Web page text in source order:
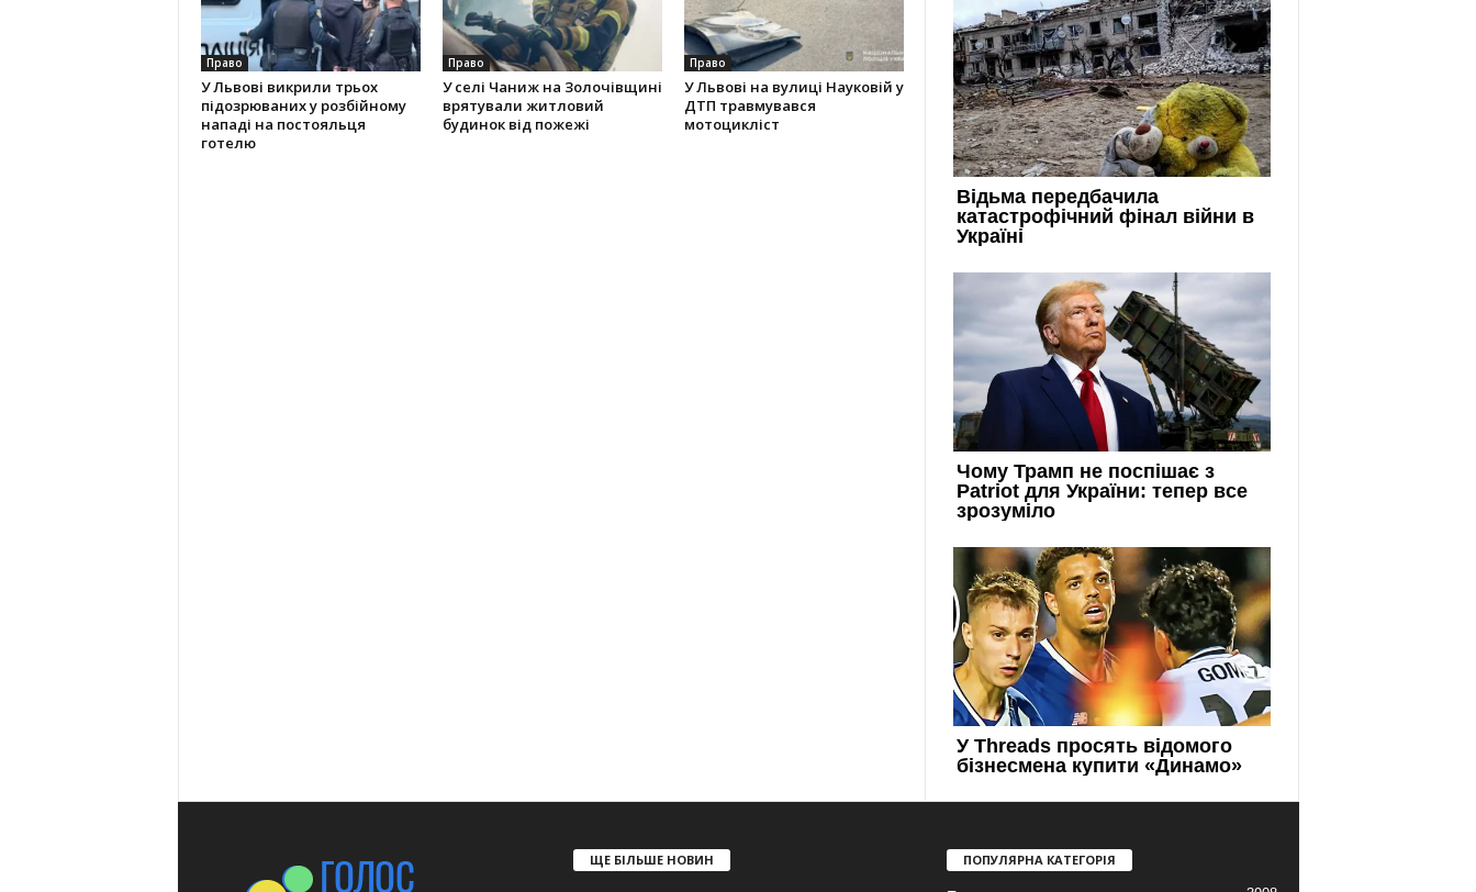
Право
У Львові викрили трьох
підозрюваних у розбійному
нападі на постояльця
готелю
Право
У селі Чаниж на Золочівщині
врятували житловий
будинок від пожежі
Право
У Львові на вулиці Науковій у
ДТП травмувався
мотоцикліст
ЩЕ БІЛЬШЕ НОВИН ПОПУЛЯРНА КАТЕГОРІЯ